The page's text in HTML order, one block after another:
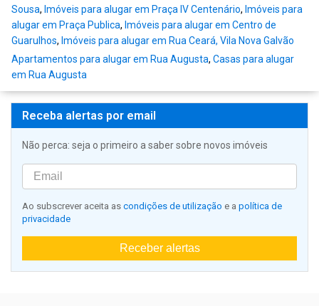
Sousa, Imóveis para alugar em Praça IV Centenário, Imóveis para
alugar em Praça Publica, Imóveis para alugar em Centro de
Guarulhos, Imóveis para alugar em Rua Ceará, Vila Nova Galvão
Apartamentos para alugar em Rua Augusta, Casas para alugar
em Rua Augusta
Receba alertas por email
Não perca: seja o primeiro a saber sobre novos imóveis
Ao subscrever aceita as condições de utilização e a política de
privacidade
Receber alertas